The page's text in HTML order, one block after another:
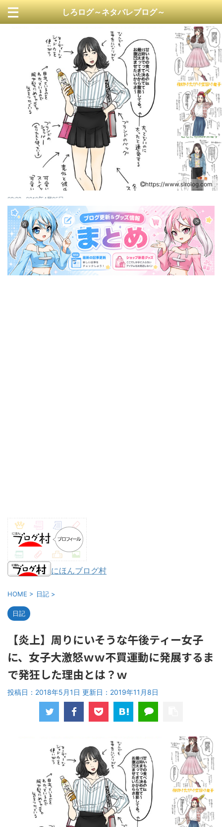
しろログ～ネタバレブログ～
https://www.sirolog.com
にほんブログ村
HOME > 日記 >
日記
【炎上】周りにいそうな午後ティー女子
に、女子大激怒ｗｗ不買運動に発展するま
で発狂した理由とは？ｗ
投稿日：2018年5月1日 更新日： 2019年11月8日